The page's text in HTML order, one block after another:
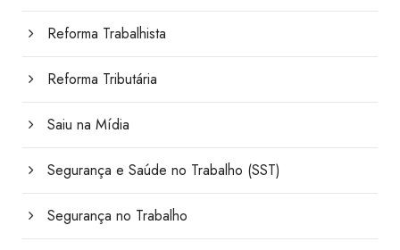
Reforma Trabalhista
Reforma Tributária
Saiu na Mídia
Segurança e Saúde no Trabalho (SST)
Segurança no Trabalho